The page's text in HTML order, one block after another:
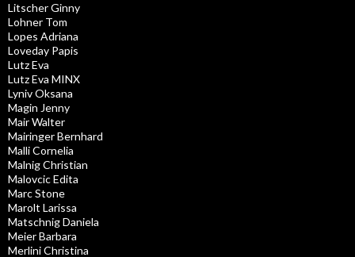
Litscher Ginny
Lohner Tom
Lopes Adriana
Loveday Papis
Lutz Eva
Lutz Eva MINX
Lyniv Oksana
Magin Jenny
Mair Walter
Mairinger Bernhard
Malli Cornelia
Malnig Christian
Malovcic Edita
Marc Stone
Marolt Larissa
Matschnig Daniela
Meier Barbara
Merlini Christina